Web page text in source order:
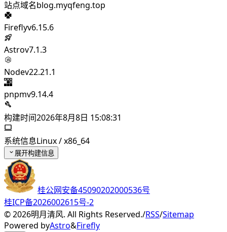
站点域名blog.myqfeng.top
Fireflyv6.15.6
Astrov7.1.3
Nodev22.21.1
pnpmv9.14.4
构建时间2026年8月8日 15:08:31
系统信息Linux / x86_64
展开构建信息
桂公网安备45090202000536号
桂ICP备2026002615号-2
©2026明月清风. All Rights Reserved./RSS/Sitemap
Powered byAstro&Firefly